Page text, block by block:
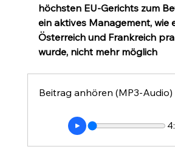
höchsten EU-Gerichts zum
ein aktives Management, wie
Österreich und Frankreich
wurde, nicht mehr möglich
Beitrag anhören (MP3-Audio)